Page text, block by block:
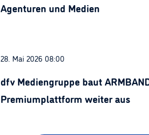
Agenturen und Medien
28. Mai 2026 08:00
dfv Mediengruppe baut
Premiumplattform weiter aus